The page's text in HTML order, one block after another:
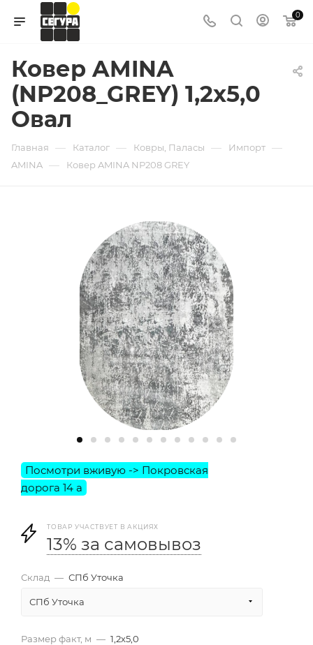
0
Ковер AMINA
(NP208_GREY) 1,2х5,0
Овал
Главная — Каталог — Ковры, Паласы — Импорт —
AMINA — Ковер AMINA NP208 GREY
ТОВАР УЧАСТВУЕТ В АКЦИЯХ
13% за самовывоз
Склад — СПб Уточка
СПб Уточка
Размер факт, м — 1,2х5,0